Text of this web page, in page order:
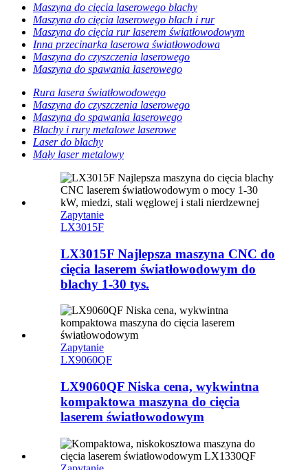
Maszyna do cięcia laserowego blachy
Maszyna do cięcia laserowego blach i rur
Maszyna do cięcia rur laserem światłowodowym
Inna przecinarka laserowa światłowodowa
Maszyna do czyszczenia laserowego
Maszyna do spawania laserowego
Rura lasera światłowodowego
Maszyna do czyszczenia laserowego
Maszyna do spawania laserowego
Blachy i rury metalowe laserowe
Laser do blachy
Mały laser metalowy
Zapytanie
LX3015F
LX3015F Najlepsza maszyna CNC do
cięcia laserem światłowodowym do
blachy 1-30 tys.
Zapytanie
LX9060QF
LX9060QF Niska cena, wykwintna
kompaktowa maszyna do cięcia
laserem światłowodowym